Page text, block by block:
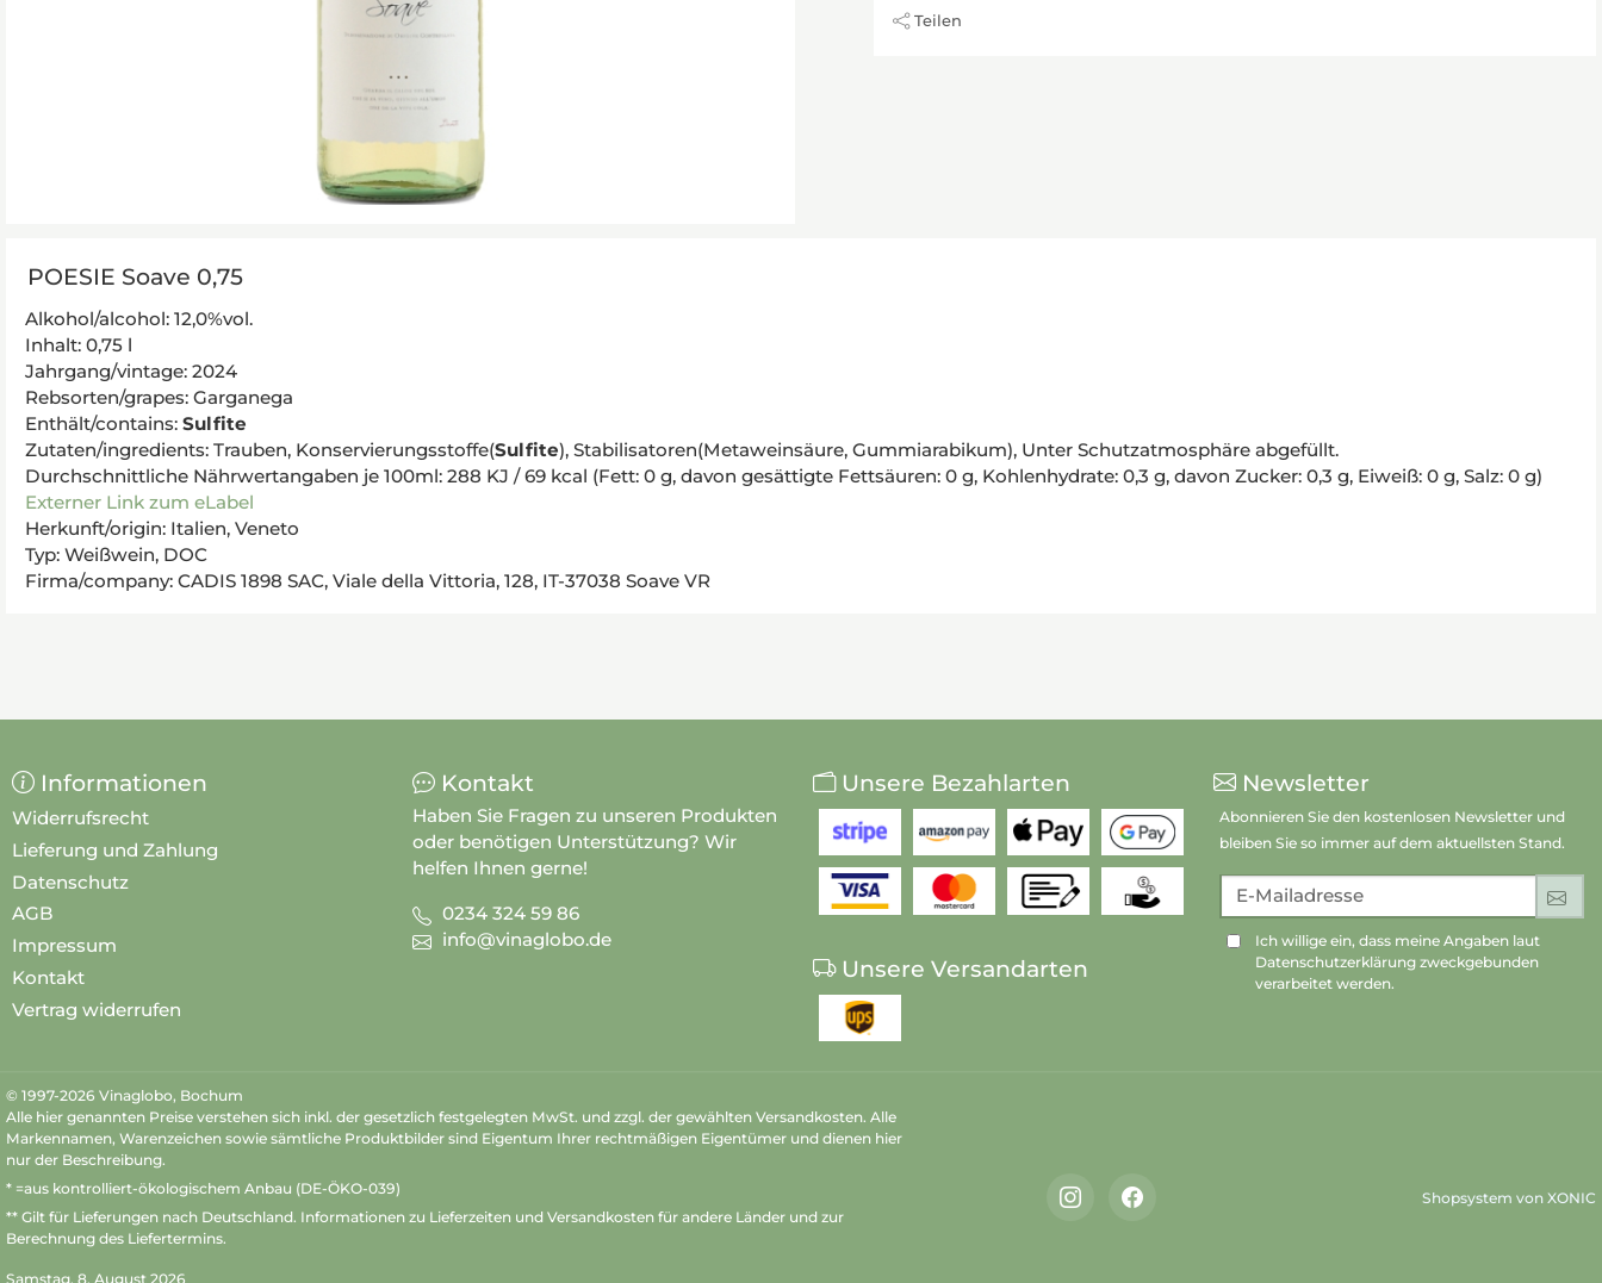
Teilen
POESIE Soave 0,75
Alkohol/alcohol: 12,0%vol.
Inhalt: 0,75 l
Jahrgang/vintage: 2024
Rebsorten/grapes: Garganega
Enthält/contains: Sulfite
Zutaten/ingredients: Trauben, Konservierungsstoffe(Sulfite), Stabilisatoren(Metaweinsäure, Gummiarabikum), Unter Schutzatmosphäre abgefüllt.
Durchschnittliche Nährwertangaben je 100ml: 288 KJ / 69 kcal (Fett: 0 g, davon gesättigte Fettsäuren: 0 g, Kohlenhydrate: 0,3 g, davon Zucker: 0,3 g, Eiweiß: 0 g, Salz: 0 g)
Externer Link zum eLabel
Herkunft/origin: Italien, Veneto
Typ: Weißwein, DOC
Firma/company: CADIS 1898 SAC, Viale della Vittoria, 128, IT-37038 Soave VR
Informationen
Widerrufsrecht
Lieferung und Zahlung
Datenschutz
AGB
Impressum
Kontakt
Vertrag widerrufen
Kontakt
Haben Sie Fragen zu unseren Produkten
oder benötigen Unterstützung? Wir
helfen Ihnen gerne!
0234 324 59 86
info@vinaglobo.de
Unsere Bezahlarten
Unsere Versandarten
Newsletter
Abonnieren Sie den kostenlosen Newsletter und
bleiben Sie so immer auf dem aktuellsten Stand.
E-Mailadresse
Ich willige ein, dass meine Angaben laut
Datenschutzerklärung zweckgebunden
verarbeitet werden.
© 1997-2026 Vinaglobo, Bochum
Alle hier genannten Preise verstehen sich inkl. der gesetzlich festgelegten MwSt. und zzgl. der gewählten Versandkosten. Alle
Markennamen, Warenzeichen sowie sämtliche Produktbilder sind Eigentum Ihrer rechtmäßigen Eigentümer und dienen hier
nur der Beschreibung.
* =aus kontrolliert-ökologischem Anbau (DE-ÖKO-039)
** Gilt für Lieferungen nach Deutschland. Informationen zu Lieferzeiten und Versandkosten für andere Länder und zur
Berechnung des Liefertermins.
Samstag, 8. August 2026
InstagramFacebook Shopsystem von XONIC